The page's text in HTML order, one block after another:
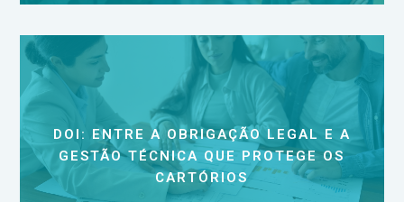
DOI: ENTRE A OBRIGAÇÃO LEGAL E A
GESTÃO TÉCNICA QUE PROTEGE OS
CARTÓRIOS